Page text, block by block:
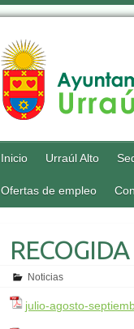
Inicio Urraúl Alto
Ofertas de empleo
Noticias
julio-agosto-